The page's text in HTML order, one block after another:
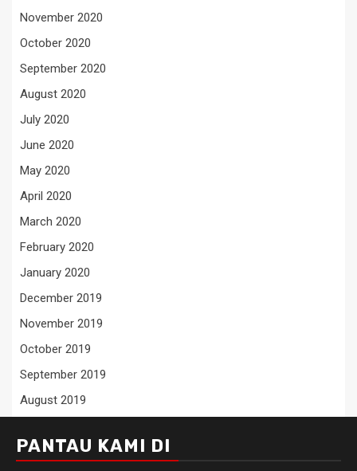
November 2020
October 2020
September 2020
August 2020
July 2020
June 2020
May 2020
April 2020
March 2020
February 2020
January 2020
December 2019
November 2019
October 2019
September 2019
August 2019
PANTAU KAMI DI